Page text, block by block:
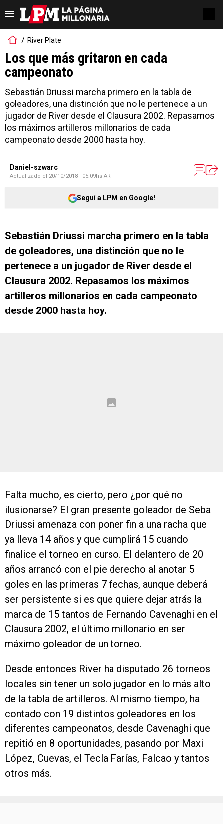
River Plate
Los que más gritaron en cada
campeonato
Sebastián Driussi marcha primero en la tabla de
goleadores, una distinción que no le pertenece a un
jugador de River desde el Clausura 2002. Repasamos
los máximos artilleros millonarios de cada
campeonato desde 2000 hasta hoy.
Daniel-szwarc
Actualizado el 20/10/2018 - 05:09hs ART
Seguí a LPM en Google!
Sebastián Driussi marcha primero en la tabla
de goleadores, una distinción que no le
pertenece a un jugador de River desde el
Clausura 2002. Repasamos los máximos
artilleros millonarios en cada campeonato
desde 2000 hasta hoy.
Falta mucho, es cierto, pero ¿por qué no
ilusionarse? El gran presente goleador de Seba
Driussi amenaza con poner fin a una racha que
ya lleva 14 años y que cumplirá 15 cuando
finalice el torneo en curso. El delantero de 20
años arrancó con el pie derecho al anotar 5
goles en las primeras 7 fechas, aunque deberá
ser persistente si es que quiere dejar atrás la
marca de 15 tantos de Fernando Cavenaghi en el
Clausura 2002, el último millonario en ser
máximo goleador de un torneo.
Desde entonces River ha disputado 26 torneos
locales sin tener un solo jugador en lo más alto
de la tabla de artilleros. Al mismo tiempo, ha
contado con 19 distintos goleadores en los
diferentes campeonatos, desde Cavenaghi que
repitió en 8 oportunidades, pasando por Maxi
López, Cuevas, el Tecla Farías, Falcao y tantos
otros más.